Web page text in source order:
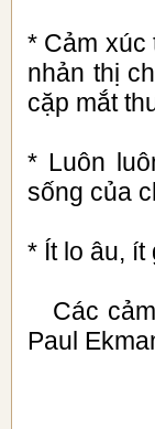
* Cảm xúc
nhản thị
cặp mắt
* Luôn
sống của
* Ít lo âu, ít
Các
Paul